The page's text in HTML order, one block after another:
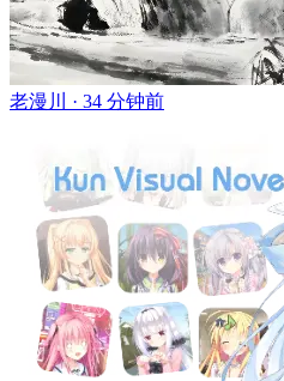
老漫川 · 34 分钟前